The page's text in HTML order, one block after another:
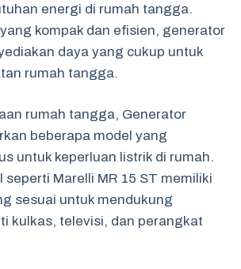
energi di rumah tangga.
kompak dan efisien, generator
daya yang cukup untuk
rumah tangga.
rumah tangga, Generator
beberapa model yang
untuk keperluan listrik di rumah.
seperti Marelli MR 15 ST memiliki
sesuai untuk mendukung
kulkas, televisi, dan perangkat